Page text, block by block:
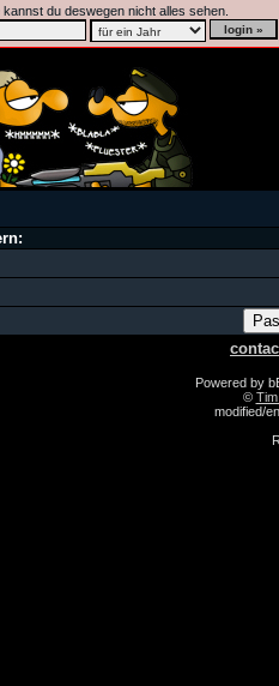
du deswegen nicht alles sehen.
Powered by
©
modified/